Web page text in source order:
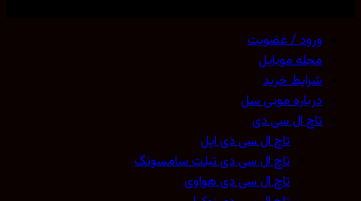
ورود / عضویت
مجله موبایل
شرایط خرید
درباره موبی سل
تاچ ال سی دی
تاچ ال سی دی اپل
تاچ ال سی دی تبلت سامسونگ
تاچ ال سی دی هواوی